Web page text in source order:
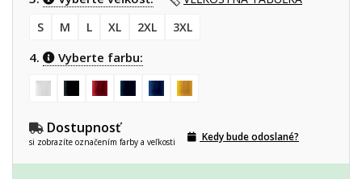
S
M L XL 2XL 3XL
4. Vyberte farbu:
Dostupnosť
si zobrazíte označením farby a veľkosti Kedy bude odoslané?